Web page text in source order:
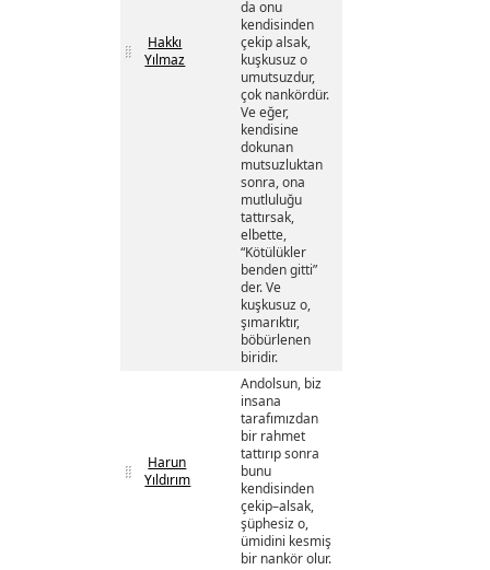
Hakkı
Yılmaz
da onu
kendisinden
çekip alsak,
kuşkusuz o
umutsuzdur,
çok nankördür.
Ve eğer,
kendisine
dokunan
mutsuzluktan
sonra, ona
mutluluğu
tattırsak,
elbette,
“Kötülükler
benden gitti”
der. Ve
kuşkusuz o,
şımarıktır,
böbürlenen
biridir.
Harun
Yıldırım
Andolsun, biz
insana
tarafımızdan
bir rahmet
tattırıp sonra
bunu
kendisinden
çekip–alsak,
şüphesiz o,
ümidini kesmiş
bir nankör olur.